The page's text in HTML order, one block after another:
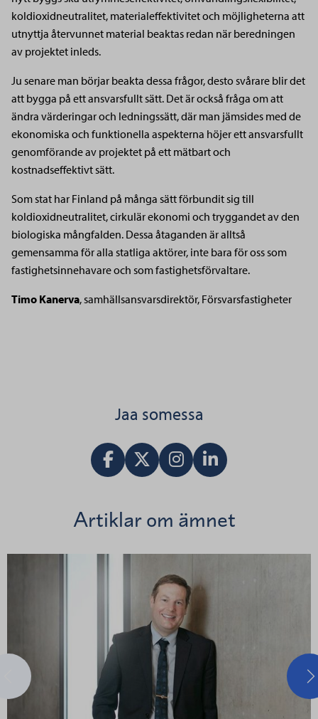
koldioxidneutralitet, materialeffektivitet och möjligheterna att
utnyttja återvunnet material beaktas redan när beredningen
av projektet inleds.
Ju senare man börjar beakta dessa frågor, desto svårare blir det
att bygga på ett ansvarsfullt sätt. Det är också fråga om att
ändra värderingar och ledningssätt, där man jämsides med de
ekonomiska och funktionella aspekterna höjer ett ansvarsfullt
genomförande av projektet på ett mätbart och
kostnadseffektivt sätt.
Som stat har Finland på många sätt förbundit sig till
koldioxidneutralitet, cirkulär ekonomi och tryggandet av den
biologiska mångfalden. Dessa åtaganden är alltså
gemensamma för alla statliga aktörer, inte bara för oss som
fastighetsinnehavare och som fastighetsförvaltare.
Timo Kanerva, samhällsansvarsdirektör, Försvarsfastigheter
Jaa somessa
Artiklar om ämnet
Förra